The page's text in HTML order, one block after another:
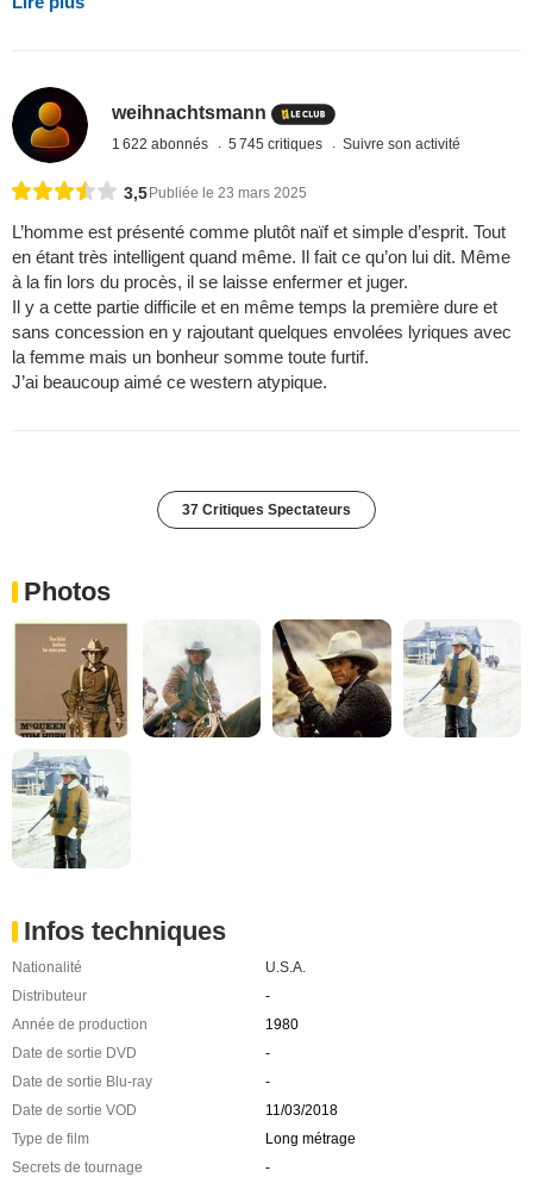
weihnachtsmann
1 622 abonnés 5 745 critiques Suivre son activité
3,5 Publiée le 23 mars 2025
L’homme est présenté comme plutôt naïf et simple d’esprit. Tout
en étant très intelligent quand même. Il fait ce qu’on lui dit. Même
à la fin lors du procès, il se laisse enfermer et juger.
Il y a cette partie difficile et en même temps la première dure et
sans concession en y rajoutant quelques envolées lyriques avec
la femme mais un bonheur somme toute furtif.
J’ai beaucoup aimé ce western atypique.
37 Critiques Spectateurs
Photos
Infos techniques
Nationalité
U.S.A.
Distributeur
-
Année de production
1980
Date de sortie DVD
-
Date de sortie Blu-ray
-
Date de sortie VOD
11/03/2018
Type de film
Long métrage
Secrets de tournage
-